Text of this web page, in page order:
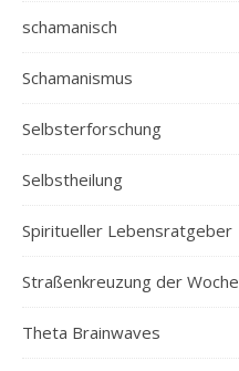
schamanisch
Schamanismus
Selbsterforschung
Selbstheilung
Spiritueller Lebensratgeber
Straßenkreuzung der Woche
Theta Brainwaves